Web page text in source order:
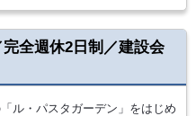
完全週休2日制／建設会
ル・パスタガーデン」をはじめ